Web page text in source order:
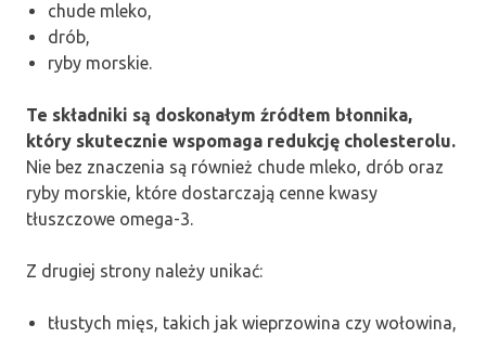
chude mleko,
drób,
ryby morskie.
Te składniki są doskonałym źródłem błonnika,
który skutecznie wspomaga redukcję cholesterolu.
Nie bez znaczenia są również chude mleko, drób oraz
ryby morskie, które dostarczają cenne kwasy
tłuszczowe omega-3.
Z drugiej strony należy unikać:
tłustych mięs, takich jak wieprzowina czy wołowina,